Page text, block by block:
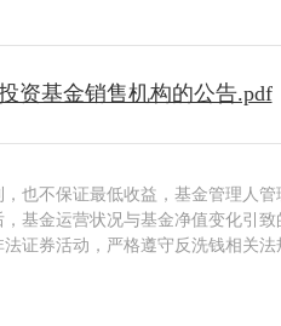
资基金销售机构的公告.pdf
也不保证最低收益，基金管理人
基金运营状况与基金净值变化引
证券活动，严格遵守反洗钱相关